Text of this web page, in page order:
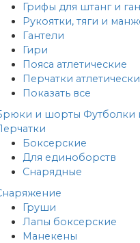
Грифы для штанг и
Рукоятки, тяги и
Гантели
Гири
Пояса атлетические
Перчатки
Показать все
и шорты Футболки
Боксерские
Для единоборств
Снарядные
Груши
Лапы боксерские
Манекены